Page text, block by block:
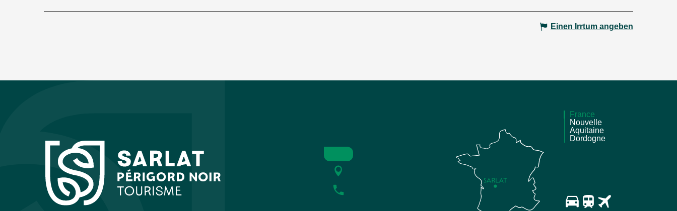
Einen Irrtum angeben
France
Nouvelle
Aquitaine
Dordogne